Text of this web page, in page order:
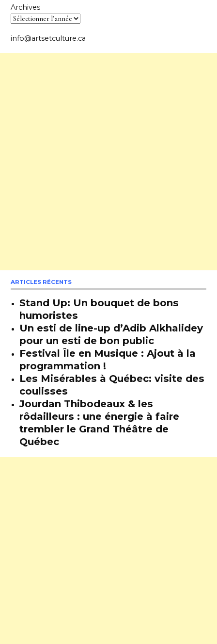
Archives
info@artsetculture.ca
ARTICLES RÉCENTS
Stand Up: Un bouquet de bons
humoristes
Un esti de line-up d’Adib Alkhalidey
pour un esti de bon public
Festival Île en Musique : Ajout à la
programmation !
Les Misérables à Québec: visite des
coulisses
Jourdan Thibodeaux & les
rôdailleurs : une énergie à faire
trembler le Grand Théâtre de
Québec